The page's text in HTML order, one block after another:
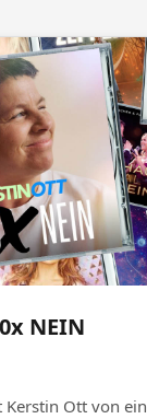
NEIN
Kerstin Ott von